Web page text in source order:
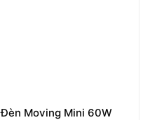
Đèn Moving Mini 60W